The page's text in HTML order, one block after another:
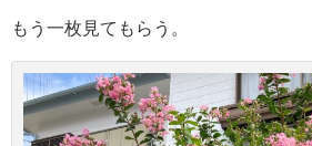
もう一枚見てもらう。